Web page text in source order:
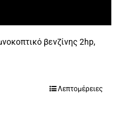
βενζίνης 2hp,
Λεπτομέρειες